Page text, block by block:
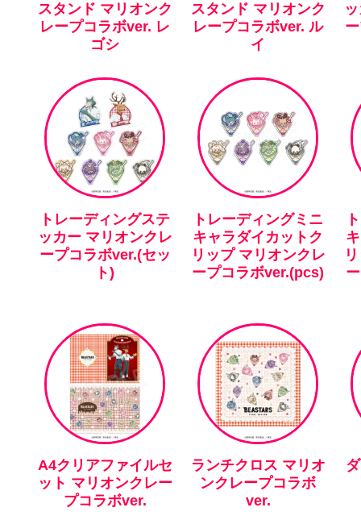
スタンド マリオンク
レープコラボver. レ
ゴシ
スタンド マリオンク
レープコラボver. ル
イ
トレーディングステ
ッカー マリオンクレ
ープコラボver.(セッ
ト)
トレーディングミニ
キャラダイカットク
リップ マリオンクレ
ープコラボver.(pcs)
A4クリアファイルセ
ット マリオンクレー
プコラボver.
ランチクロス マリオ
ンクレープコラボ
ver.